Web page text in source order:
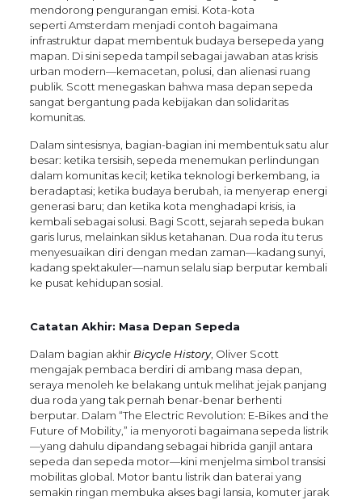
mendorong pengurangan emisi. Kota-kota
seperti Amsterdam menjadi contoh bagaimana
infrastruktur dapat membentuk budaya bersepeda yang
mapan. Di sini sepeda tampil sebagai jawaban atas krisis
urban modern—kemacetan, polusi, dan alienasi ruang
publik. Scott menegaskan bahwa masa depan sepeda
sangat bergantung pada kebijakan dan solidaritas
komunitas.
Dalam sintesisnya, bagian-bagian ini membentuk satu alur
besar: ketika tersisih, sepeda menemukan perlindungan
dalam komunitas kecil; ketika teknologi berkembang, ia
beradaptasi; ketika budaya berubah, ia menyerap energi
generasi baru; dan ketika kota menghadapi krisis, ia
kembali sebagai solusi. Bagi Scott, sejarah sepeda bukan
garis lurus, melainkan siklus ketahanan. Dua roda itu terus
menyesuaikan diri dengan medan zaman—kadang sunyi,
kadang spektakuler—namun selalu siap berputar kembali
ke pusat kehidupan sosial.
Catatan Akhir: Masa Depan Sepeda
Dalam bagian akhir Bicycle History, Oliver Scott
mengajak pembaca berdiri di ambang masa depan,
seraya menoleh ke belakang untuk melihat jejak panjang
dua roda yang tak pernah benar-benar berhenti
berputar. Dalam “The Electric Revolution: E-Bikes and the
Future of Mobility,” ia menyoroti bagaimana sepeda listrik
—yang dahulu dipandang sebagai hibrida ganjil antara
sepeda dan sepeda motor—kini menjelma simbol transisi
mobilitas global. Motor bantu listrik dan baterai yang
semakin ringan membuka akses bagi lansia, komuter jarak